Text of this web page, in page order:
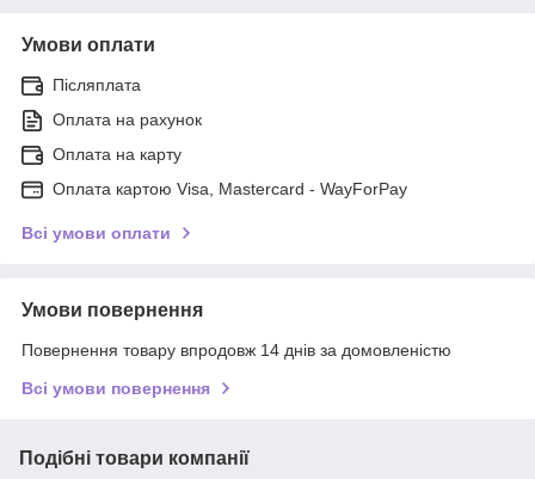
Умови оплати
Післяплата
Оплата на рахунок
Оплата на карту
Оплата картою Visa, Mastercard - WayForPay
Всі умови оплати
Умови повернення
Повернення товару впродовж 14 днів за домовленістю
Всі умови повернення
Подібні товари компанії